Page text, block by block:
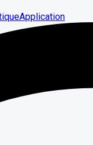
Application